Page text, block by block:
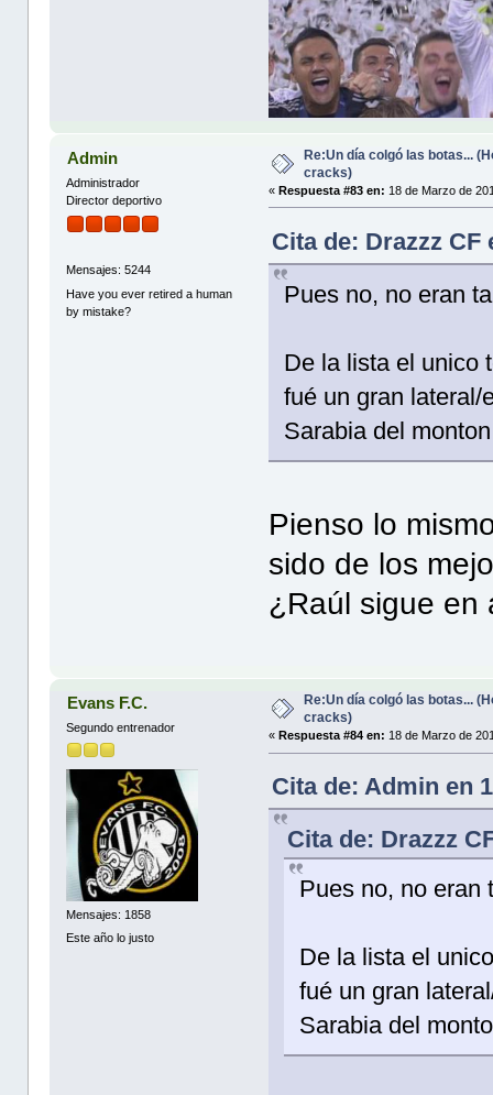
Admin
Administrador
Director deportivo
Mensajes: 5244
Have you ever retired a human
by mistake?
Re:Un día colgó las botas...
cracks)
«Respuesta #83 en: 18 de Marzo de
Cita de: Drazzz CF
Pues no, no eran
De la lista el unico
fué un gran lateral/
Sarabia del
Pienso lo
sido de los
¿Raúl sigue en
Evans F.C.
Segundo entrenador
Mensajes: 1858
Este año lo justo
Re:Un día colgó las botas...
cracks)
«Respuesta #84 en: 18 de Marzo de
Cita de: Admin en
Cita de: Drazzz
Pues no, no eran
De la lista el
fué un gran
Sarabia del